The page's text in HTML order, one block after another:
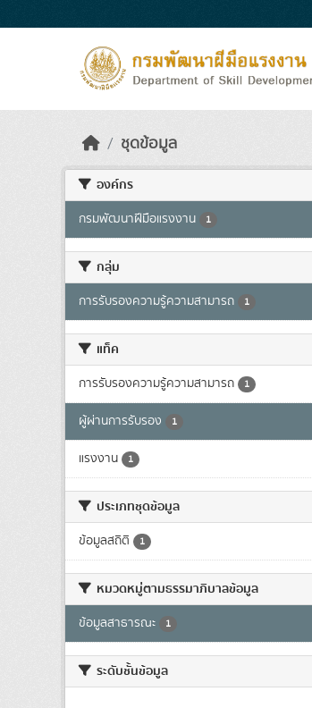
ชุดข้อมูล
องค์กร
กรมพัฒนาฝีมือแรงงาน 1
กลุ่ม
การรับรองความรู้ความสามารถ 1
แท็ค
การรับรองความรู้ความสามารถ 1
ผู้ผ่านการรับรอง 1
แรงงาน 1
ประเภทชุดข้อมูล
ข้อมูลสถิติ 1
หมวดหมู่ตามธรรมาภิบาลข้อมูล
ข้อมูลสาธารณะ 1
ระดับชั้นข้อมูล